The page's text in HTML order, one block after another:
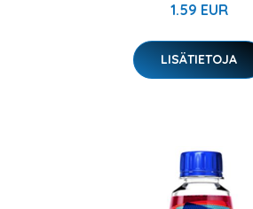
1.59 EUR
LISÄTIETOJA